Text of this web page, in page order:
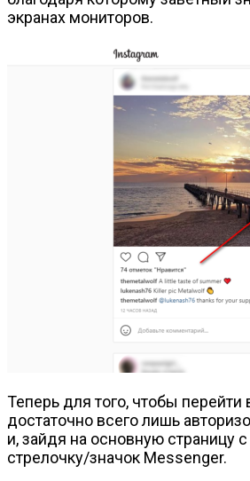
экранах мониторов.
Теперь для того, чтобы перейти
достаточно всего лишь
и, зайдя на основную страницу
стрелочку/значок Messenger.